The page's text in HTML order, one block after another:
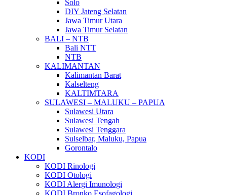
Solo
DIY Jateng Selatan
Jawa Timur Utara
Jawa Timur Selatan
BALI – NTB
Bali NTT
NTB
KALIMANTAN
Kalimantan Barat
Kalselteng
KALTIMTARA
SULAWESI – MALUKU – PAPUA
Sulawesi Utara
Sulawesi Tengah
Sulawesi Tenggara
Sulselbar, Maluku, Papua
Gorontalo
KODI
KODI Rinologi
KODI Otologi
KODI Alergi Imunologi